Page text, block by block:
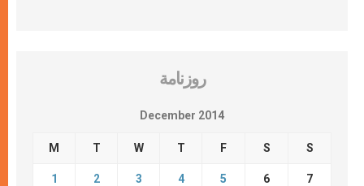
روزنامة
December 2014
M T W T F S S
1 2 3 4 5 6 7